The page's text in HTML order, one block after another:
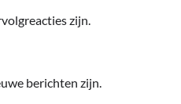
zijn.
berichten zijn.